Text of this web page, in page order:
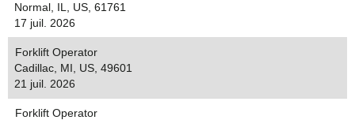
Normal, IL, US, 61761
17 juil. 2026
Forklift Operator
Cadillac, MI, US, 49601
21 juil. 2026
Forklift Operator